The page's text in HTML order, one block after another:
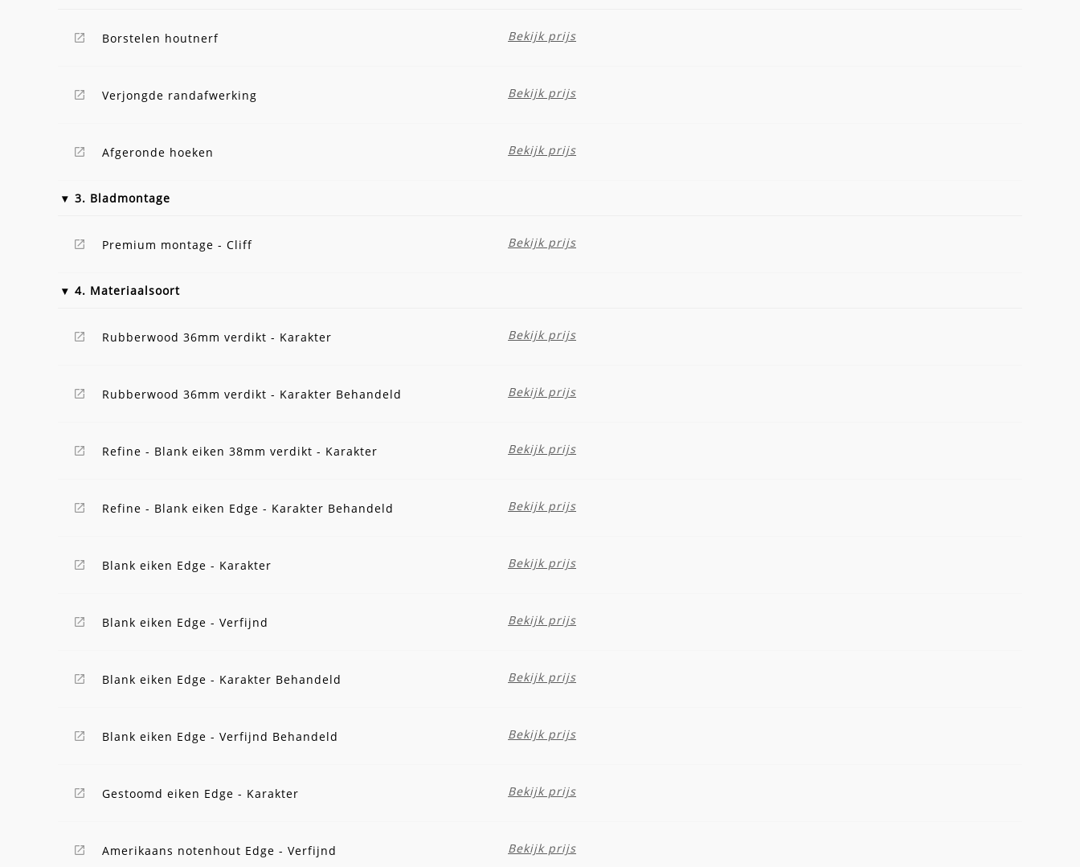
Borstelen houtnerf Bekijk prijs
Verjongde randafwerking Bekijk prijs
Afgeronde hoeken Bekijk prijs
3. Bladmontage
Premium montage - Cliff Bekijk prijs
4. Materiaalsoort
Rubberwood 36mm verdikt - Karakter Bekijk prijs
Rubberwood 36mm verdikt - Karakter Behandeld Bekijk prijs
Refine - Blank eiken 38mm verdikt - Karakter Bekijk prijs
Refine - Blank eiken Edge - Karakter Behandeld Bekijk prijs
Blank eiken Edge - Karakter Bekijk prijs
Blank eiken Edge - Verfijnd Bekijk prijs
Blank eiken Edge - Karakter Behandeld Bekijk prijs
Blank eiken Edge - Verfijnd Behandeld Bekijk prijs
Gestoomd eiken Edge - Karakter Bekijk prijs
Amerikaans notenhout Edge - Verfijnd Bekijk prijs